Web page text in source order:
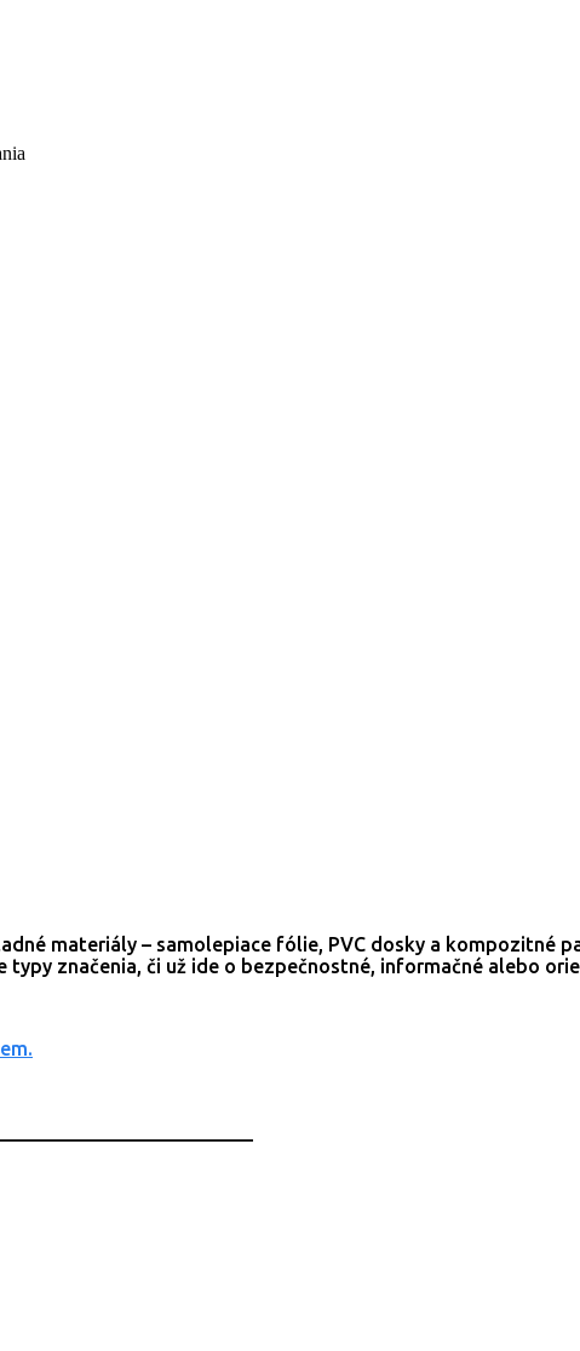
materiály – samolepiace fólie, PVC dosky a kompozitné
značenia, či už ide o bezpečnostné, informačné alebo